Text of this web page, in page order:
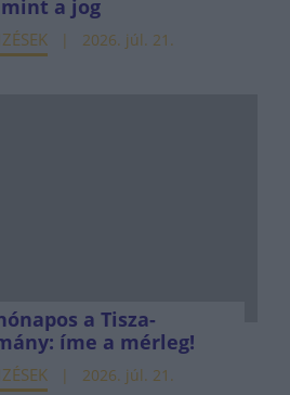
a jog
2026. júl. 21.
a Tisza-
íme a mérleg!
2026. júl. 21.